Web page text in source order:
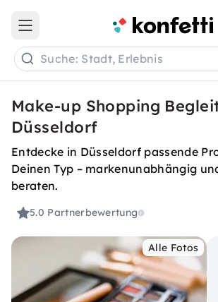
Open main menu
Suche: Stadt, Erlebnis
Make-up Shopping
Düsseldorf
Entdecke in Düsseldorf passende
Deinen Typ – markenunabhängig
beraten.
5.0 Partnerbewertung
Alle Fotos